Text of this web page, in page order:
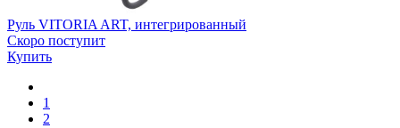
Руль VITORIA ART, интегрированный
Скоро поступит
Купить
1
2